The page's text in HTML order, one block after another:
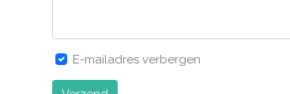
E-mailadres verbergen